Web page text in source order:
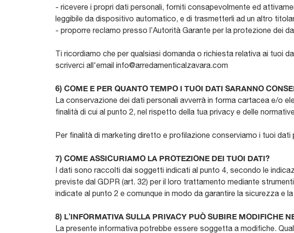
- ricevere i propri dati personali, forniti consapevolmente ed
leggibile da dispositivo automatico, e di trasmetterli ad un altro
- proporre reclamo presso l’Autorità Garante per la protezione dei
Ti ricordiamo che per qualsiasi domanda o richiesta relativa ai tuoi
scriverci all'email info@arredamenticalzavara.com
6) COME E PER QUANTO TEMPO I TUOI DATI SARANNO
La conservazione dei dati personali avverrà in forma cartacea e/o
finalità di cui al punto 2, nel rispetto della tua privacy e delle
Per finalità di marketing diretto e profilazione conserviamo i tuoi
7) COME ASSICURIAMO LA PROTEZIONE DEI TUOI DATI?
I dati sono raccolti dai soggetti indicati al punto 4, secondo le
previste dal GDPR (art. 32) per il loro trattamento mediante
indicate al punto 2 e comunque in modo da garantire la sicurezza e
8) L’INFORMATIVA SULLA PRIVACY PUÒ SUBIRE MODIFICHE
La presente informativa potrebbe essere soggetta a modifiche.